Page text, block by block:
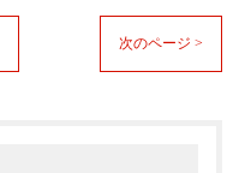
次のページ >